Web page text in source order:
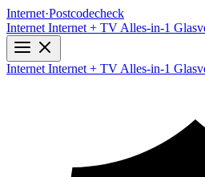
Internet·Postcodecheck
Internet Internet + TV Alles-in-1
Internet Internet + TV Alles-in-1